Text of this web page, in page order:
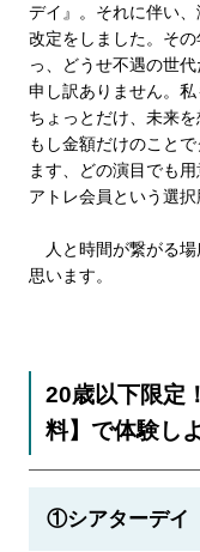
デイ』。それに伴い
改定をしました。そ
っ、どうせ不遇の世
申し訳ありません。
ちょっとだけ、未来
もし金額だけのこと
ます、どの演目でも
アトレ会員という選択
人と時間が繋がる場
思います。
20歳以下限定
料】で体験し
①シアターデイ